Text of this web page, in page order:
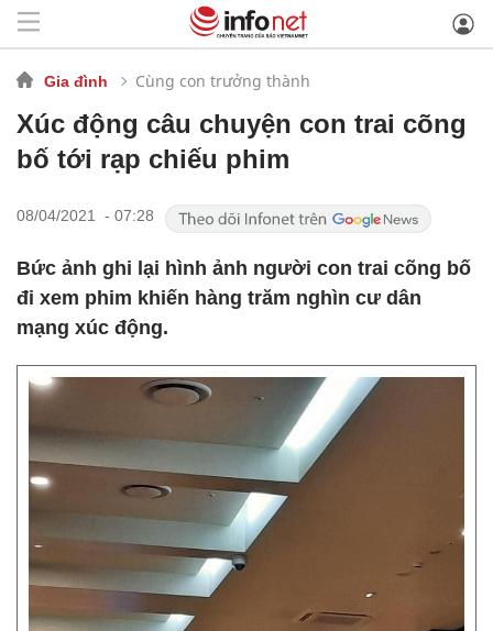
Gia đình Cùng con trưởng thành
Xúc động câu chuyện con trai cõng
bố tới rạp chiếu phim
08/04/2021 - 07:28
Bức ảnh ghi lại hình ảnh người con trai cõng bố
đi xem phim khiến hàng trăm nghìn cư dân
mạng xúc động.